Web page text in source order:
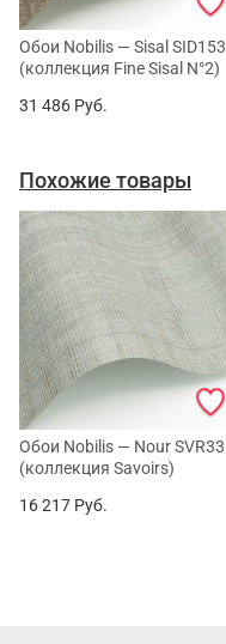
Обои Nobilis — Sisal SID153
(коллекция Fine Sisal N°2)
31 486 Руб.
Похожие товары
Обои Nobilis — Nour SVR33
(коллекция Savoirs)
16 217 Руб.